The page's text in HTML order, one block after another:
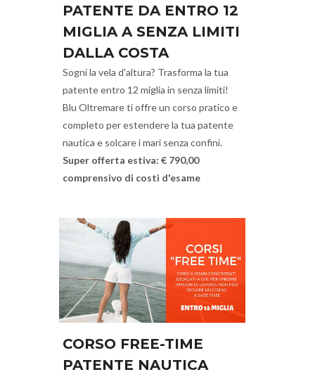
PATENTE DA ENTRO 12
MIGLIA A SENZA LIMITI
DALLA COSTA
Sogni la vela d'altura? Trasforma la tua
patente entro 12 miglia in senza limiti!
Blu Oltremare ti offre un corso pratico e
completo per estendere la tua patente
nautica e solcare i mari senza confini.
Super offerta estiva: € 790,00
comprensivo di costi d'esame
CORSO FREE-TIME
PATENTE NAUTICA